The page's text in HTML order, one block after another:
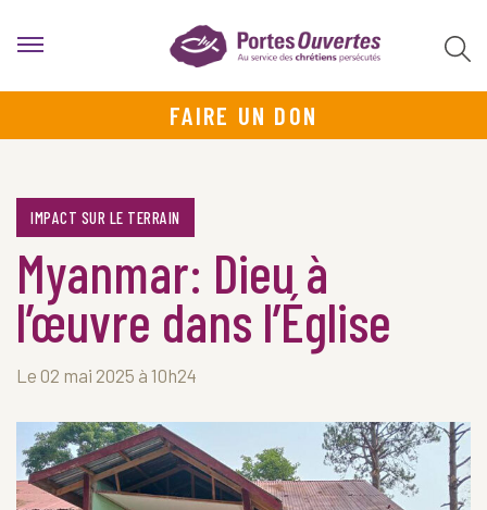
FAIRE UN DON
IMPACT SUR LE TERRAIN
Myanmar: Dieu à
l’œuvre dans l’Église
Le 02 mai 2025 à 10h24